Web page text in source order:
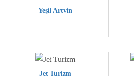
Yeşil Artvin
Jet Turizm